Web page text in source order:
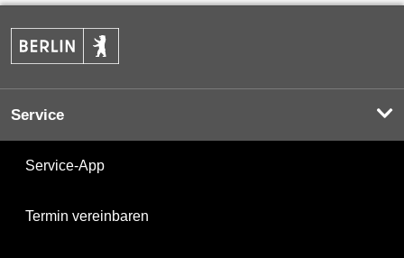
Service
Service-App
Termin vereinbaren